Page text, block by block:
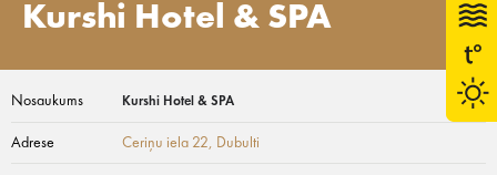
Kurshi Hotel & SPA
Nosaukums Kurshi Hotel & SPA
Adrese Ceriņu iela 22, Dubulti